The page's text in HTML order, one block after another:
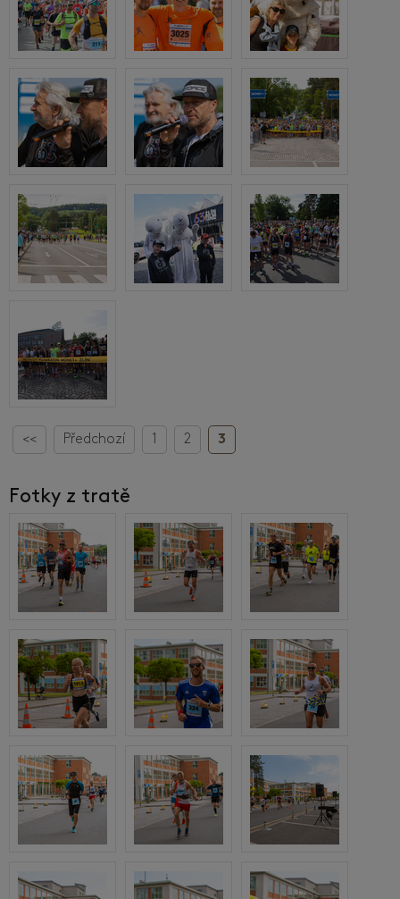
<< Předchozí 1 2 3
Fotky z tratě